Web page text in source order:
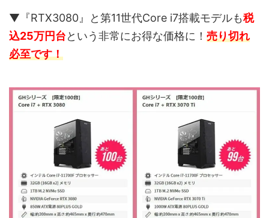
▼『RTX3080』と第11世代Core i7搭載モデルも税
込25万円台という非常にお得な価格に！ 売り切れ
必至です！